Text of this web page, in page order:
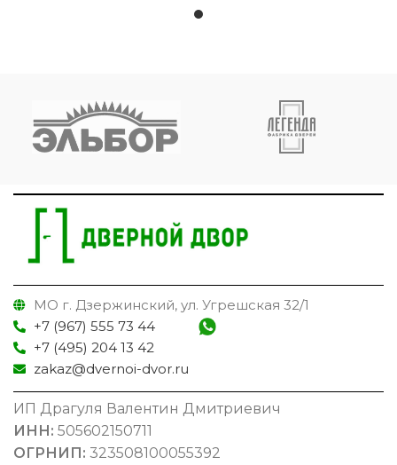
МО г. Дзержинский, ул. Угрешская 32/1
+7 (967) 555 73 44
+7 (495) 204 13 42
zakaz@dvernoi-dvor.ru
ИП Драгуля Валентин Дмитриевич
ИНН: 505602150711
ОГРНИП: 323508100055392